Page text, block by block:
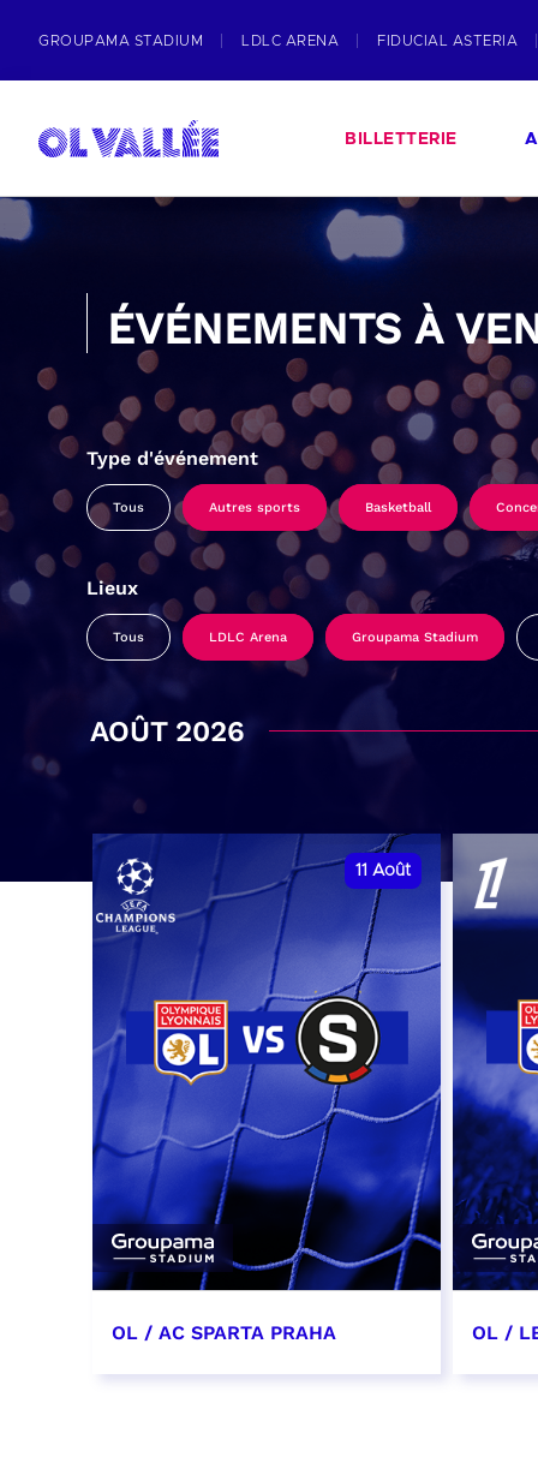
GROUPAMA STADIUM LDLC ARENA FIDUCIAL ASTERIA
BILLETTERIE
ÉVÉNEMENTS À
Type d'événement
Tous Autres sports Basketball
Lieux
Tous LDLC Arena Groupama Stadium
AOÛT 2026
11 Août
OL / AC SPARTA PRAHA OL /